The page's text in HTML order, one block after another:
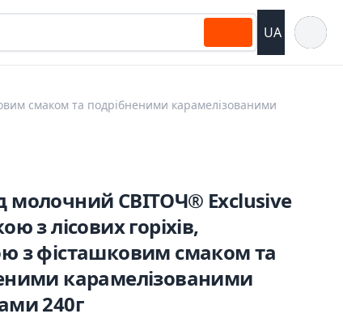
UA
смаком та подрібненими карамелізованими
молочний СВІТОЧ® Exclusive
з лісових горіхів,
з фісташковим смаком та
карамелізованими
240г